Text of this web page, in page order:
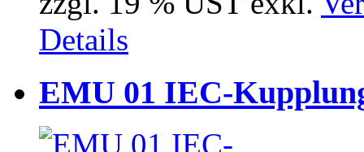
Details
EMU 01 IEC-